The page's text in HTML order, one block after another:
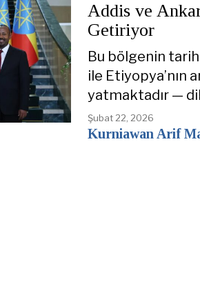
Addis ve
Getiriyor
Bu bölgenin
ile Etiyopya’nın
yatmaktadır —
Şubat 22, 2026
Kurniawan Arif